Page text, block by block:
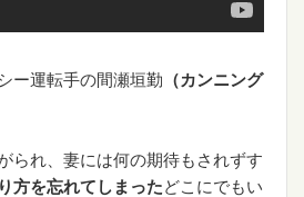
ー運転手の間瀬垣勤 （カンニング
られ、妻には何の期待もされずす
方を忘れてしまったどこにでもい